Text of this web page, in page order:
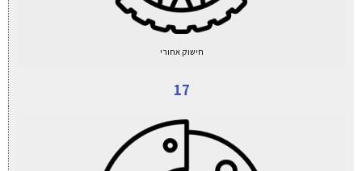
חישוק אחורי
17